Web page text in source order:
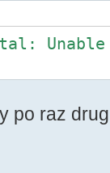
po raz